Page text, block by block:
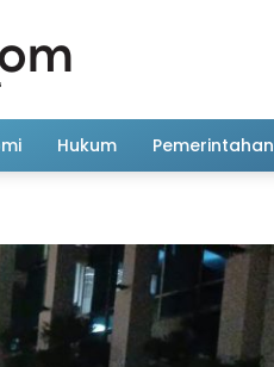
Hukum Pemerintahan